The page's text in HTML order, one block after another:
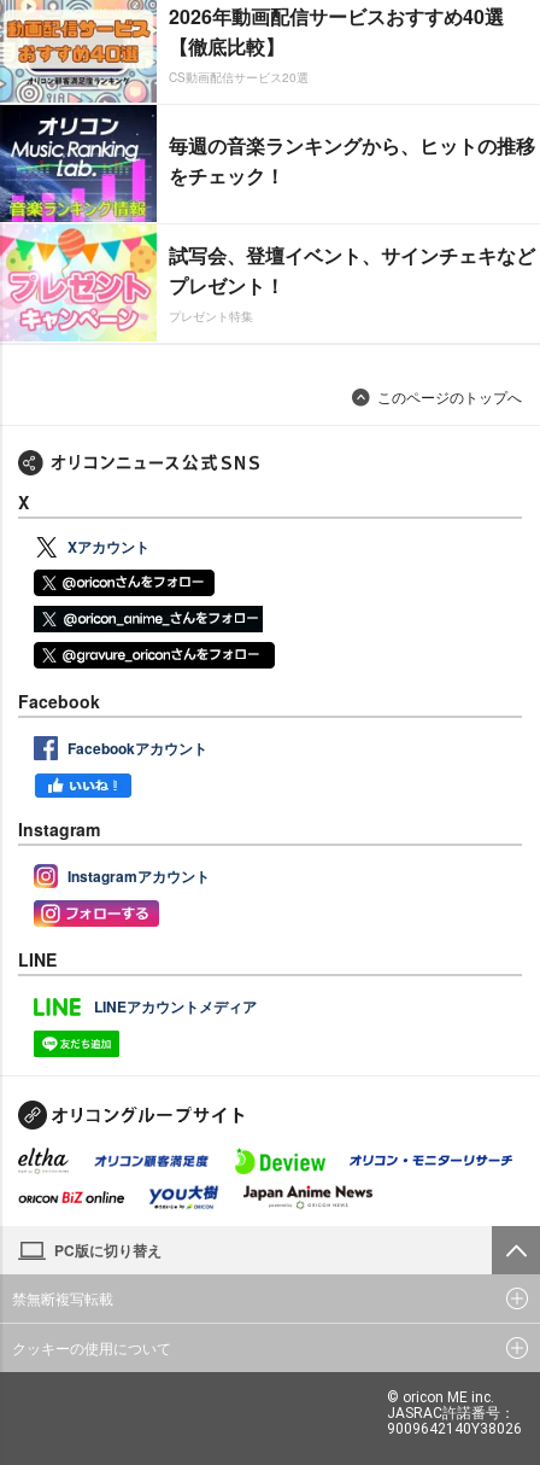
2026年動画配信サービスおすすめ40選
【徹底比較】
CS動画配信サービス20選
毎週の音楽ランキングから、ヒットの推移
をチェック！
試写会、登壇イベント、サインチェキなど
プレゼント！
プレゼント特集
このページのトップへ
X
Xアカウント
Facebook
Facebookアカウント
Instagram
Instagramアカウント
LINE
LINEアカウントメディア
PC版に切り替え
禁無断複写転載
クッキーの使用について
© oricon ME inc.
JASRAC許諾番号：
9009642140Y38026